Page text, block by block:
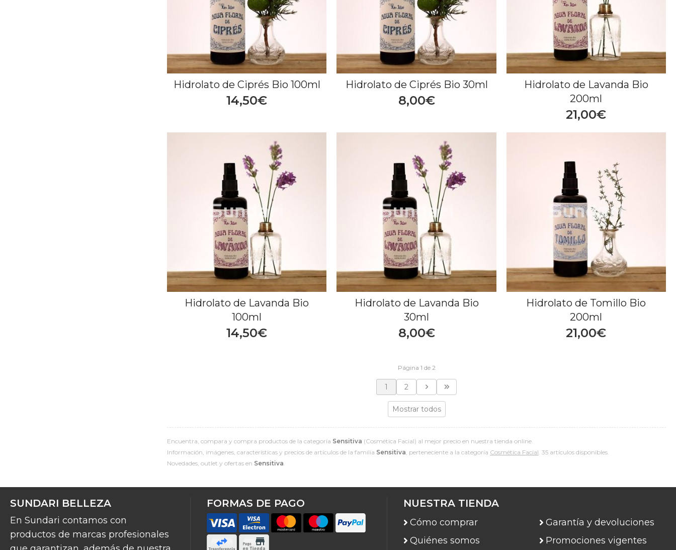
Encuentra, compara y compra productos de la categoría Sensitiva (Cosmética Facial) al mejor precio en nuestra tienda online.
Información, imágenes, características y precios de artículos de la familia Sensitiva, perteneciente a la categoría Cosmética Facial. 35 artículos disponibles.
Novedades, outlet y ofertas en Sensitiva.
Hidrolato de Ciprés Bio 100ml
14,50€
Hidrolato de Ciprés Bio 30ml
8,00€
Hidrolato de Lavanda Bio
200ml
21,00€
Hidrolato de Lavanda Bio
100ml
14,50€
Hidrolato de Lavanda Bio
30ml
8,00€
Hidrolato de Tomillo Bio
200ml
21,00€
Página 1 de 2
1 2
Mostrar todos
SUNDARI BELLEZA
En Sundari contamos con
productos de marcas profesionales
FORMAS DE PAGO NUESTRA TIENDA
Cómo comprar
Quiénes somos
Garantía y devoluciones
Promociones vigentes